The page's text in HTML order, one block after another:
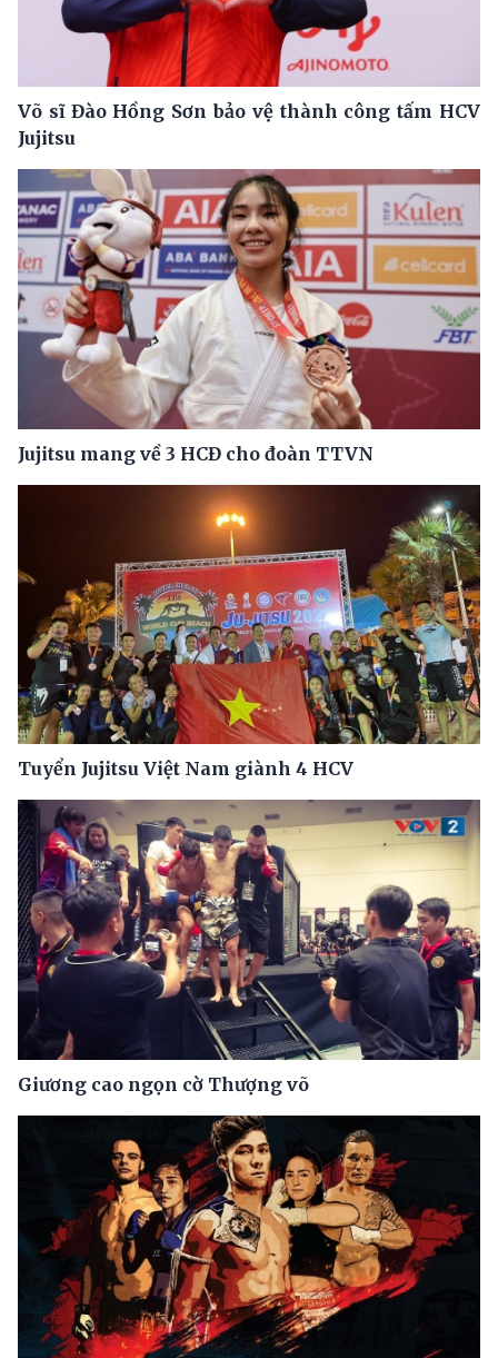
Võ sĩ Đào Hồng Sơn bảo vệ thành công tấm HCV
Jujitsu
Jujitsu mang về 3 HCĐ cho đoàn TTVN
Tuyển Jujitsu Việt Nam giành 4 HCV
Giương cao ngọn cờ Thượng võ